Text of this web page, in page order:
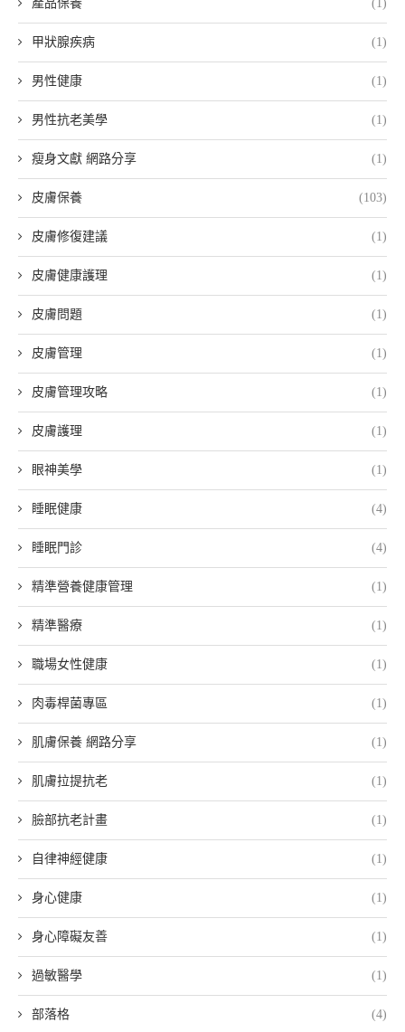
產品保養 (1)
甲狀腺疾病 (1)
男性健康 (1)
男性抗老美學 (1)
瘦身文獻 網路分享 (1)
皮膚保養 (103)
皮膚修復建議 (1)
皮膚健康護理 (1)
皮膚問題 (1)
皮膚管理 (1)
皮膚管理攻略 (1)
皮膚護理 (1)
眼神美學 (1)
睡眠健康 (4)
睡眠門診 (4)
精準營養健康管理 (1)
精準醫療 (1)
職場女性健康 (1)
肉毒桿菌專區 (1)
肌膚保養 網路分享 (1)
肌膚拉提抗老 (1)
臉部抗老計畫 (1)
自律神經健康 (1)
身心健康 (1)
身心障礙友善 (1)
過敏醫學 (1)
部落格 (4)